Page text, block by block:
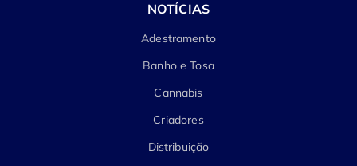
NOTÍCIAS
Adestramento
Banho e Tosa
Cannabis
Criadores
Distribuição